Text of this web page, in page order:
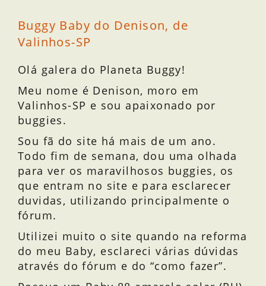
Buggy Baby do Denison, de
Valinhos-SP
Olá galera do Planeta Buggy!
Meu nome é Denison, moro em
Valinhos-SP e sou apaixonado por
buggies.
Sou fã do site há mais de um ano.
Todo fim de semana, dou uma olhada
para ver os maravilhosos buggies, os
que entram no site e para esclarecer
duvidas, utilizando principalmente o
fórum.
Utilizei muito o site quando na reforma
do meu Baby, esclareci várias dúvidas
através do fórum e do “como fazer”.